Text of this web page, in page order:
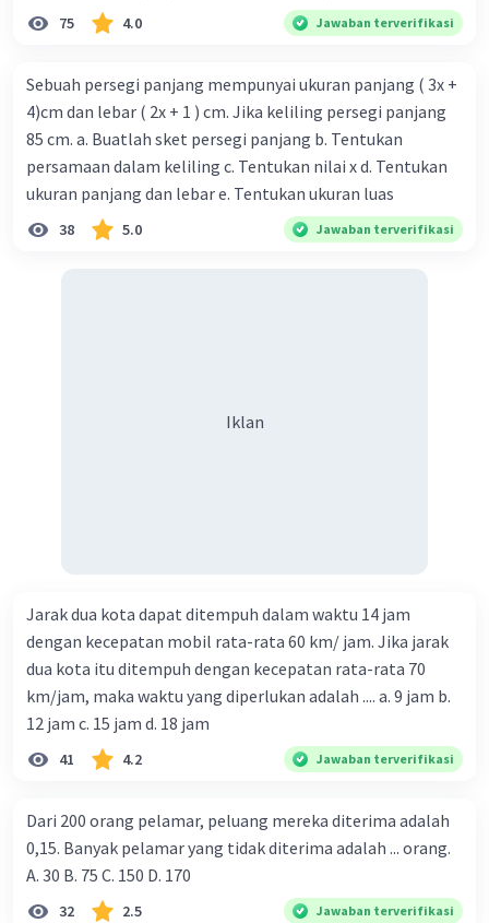
75 4.0 Jawaban terverifikasi
Sebuah persegi panjang mempunyai ukuran panjang ( 3x +
4)cm dan lebar ( 2x + 1 ) cm. Jika keliling persegi panjang
85 cm. a. Buatlah sket persegi panjang b. Tentukan
persamaan dalam keliling c. Tentukan nilai x d. Tentukan
ukuran panjang dan lebar e. Tentukan ukuran luas
38 5.0 Jawaban terverifikasi
Iklan
Jarak dua kota dapat ditempuh dalam waktu 14 jam
dengan kecepatan mobil rata-rata 60 km/ jam. Jika jarak
dua kota itu ditempuh dengan kecepatan rata-rata 70
km/jam, maka waktu yang diperlukan adalah .... a. 9 jam b.
12 jam c. 15 jam d. 18 jam
41 4.2 Jawaban terverifikasi
Dari 200 orang pelamar, peluang mereka diterima adalah
0,15. Banyak pelamar yang tidak diterima adalah ... orang.
A. 30 B. 75 C. 150 D. 170
32 2.5 Jawaban terverifikasi